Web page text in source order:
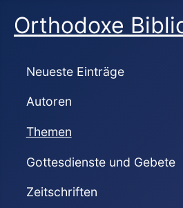
Orthodoxe
Neueste Einträge
Autoren
Themen
Gottesdienste und Gebete
Zeitschriften